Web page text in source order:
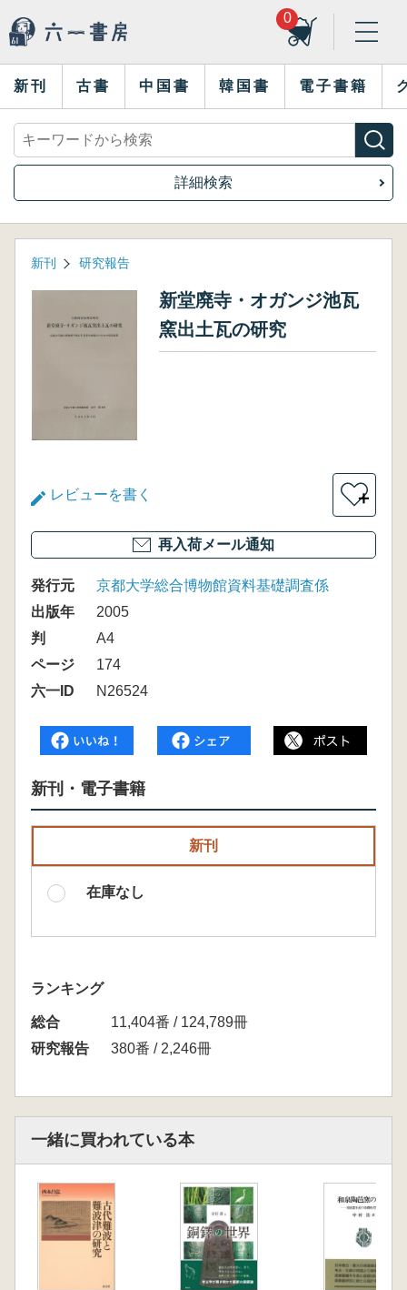
0
新刊 古書 中国書 韓国書 電子書籍
詳細検索
新刊 研究報告
新堂廃寺・オガンジ池瓦
窯出土瓦の研究
レビューを書く ＋
再入荷メール通知
発行元
京都大学総合博物館資料基礎調査係
出版年
2005
判
A4
ページ
174
六一ID
N26524
新刊・電子書籍
新刊
在庫なし
ランキング
総合
11,404番 / 124,789冊
研究報告
380番 / 2,246冊
一緒に買われている本